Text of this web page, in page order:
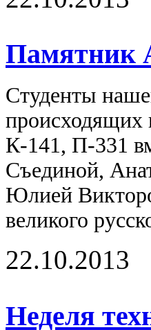
Памятник
Студенты
происходящих
К-141, П-331
Съединой,
Юлией
великого
22.10.2013
Неделя